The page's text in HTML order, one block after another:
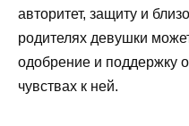
авторитет, защиту и
родителях девушки
одобрение и поддержку
чувствах к ней.